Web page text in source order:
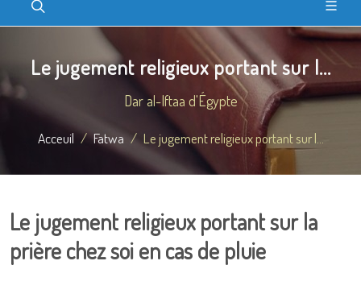
Le jugement religieux portant sur l...
Dar al-Iftaa d'Égypte
Acceuil Fatwa Le jugement religieux portant sur l...
Le jugement religieux portant sur la
prière chez soi en cas de pluie